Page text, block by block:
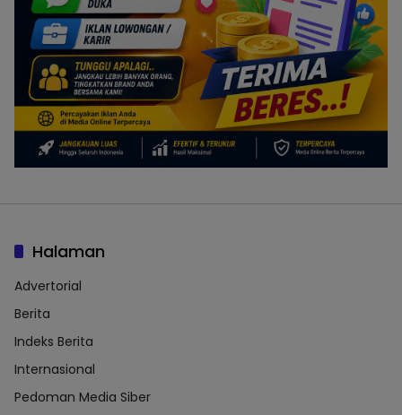
Halaman
Advertorial
Berita
Indeks Berita
Internasional
Pedoman Media Siber